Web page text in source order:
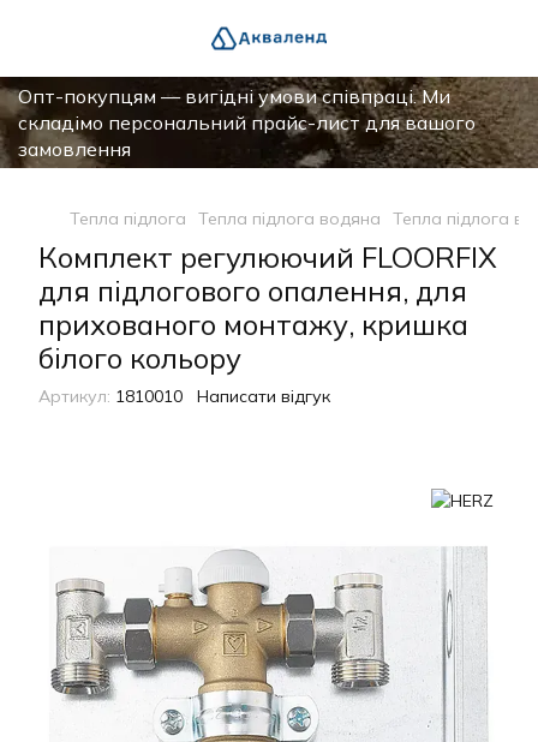
Опт-покупцям — вигідні умови співпраці. Ми
складімо персональний прайс-лист для вашого
замовлення
Тепла підлога Тепла підлога водяна Тепла підлога
Комплект регулюючий FLOORFIX
для підлогового опалення, для
прихованого монтажу, кришка
білого кольору
Артикул: 1810010 Написати відгук